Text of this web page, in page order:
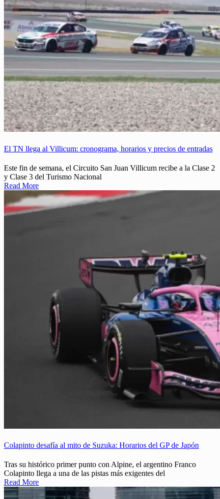
El TN llega al Villicum: cronograma, horarios y precios de entradas
Este fin de semana, el Circuito San Juan Villicum recibe a la Clase 2
y Clase 3 del Turismo Nacional
Read More
Colapinto desafía al mito de Suzuka: Horarios del GP de Japón
Tras su histórico primer punto con Alpine, el argentino Franco
Colapinto llega a una de las pistas más exigentes del
Read More